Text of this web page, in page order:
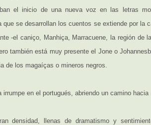
el inicio de una nueva voz en las letras
que se desarrollan los cuentos se extiende por la
-el caniço, Manhiça, Marracuene, la región de
también está muy presente el Jone o
de los magaíças o mineros negros.
irrumpe en el portugués, abriendo un camino
densidad, llenas de dramatismo y